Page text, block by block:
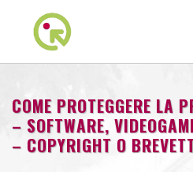
COME PROTEGGERE LA
– SOFTWARE,
– COPYRIGHT O